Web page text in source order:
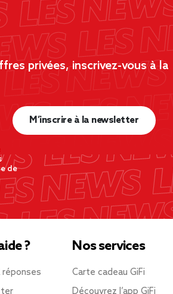
privées, inscrivez-vous à la
de
M’inscrire à la newsletter
? Nos services
Carte cadeau GiFi
Découvrez l’app GiFi